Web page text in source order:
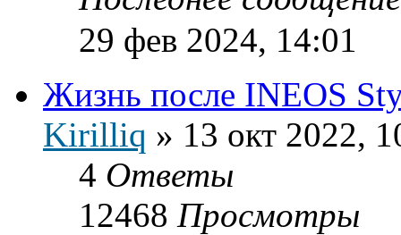
29 фев 2024, 14:01
Жизнь после INEOS
Kirilliq » 13 окт 2022,
4 Ответы
12468 Просмотры